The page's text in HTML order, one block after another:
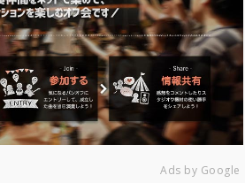
Ads by Google